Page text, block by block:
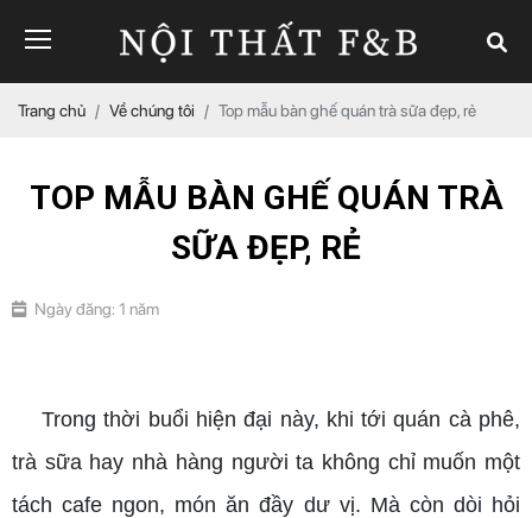
Trang chủ Về chúng tôi Top mẫu bàn ghế quán trà sữa đẹp, rẻ
TOP MẪU BÀN GHẾ QUÁN TRÀ
SỮA ĐẸP, RẺ
Ngày đăng: 1 năm
Trong thời buổi hiện đại này, khi tới quán cà phê,
trà sữa hay nhà hàng người ta không chỉ muốn một
tách cafe ngon, món ăn đầy dư vị. Mà còn dòi hỏi